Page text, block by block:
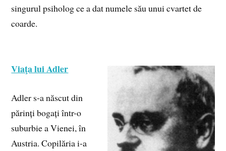
singurul psiholog ce a dat numele său unui cvartet de
coarde.
Viaţa lui Adler
Adler s-a născut din
părinți bogați într-o
suburbie a Vienei, în
Austria. Copilăria i-a